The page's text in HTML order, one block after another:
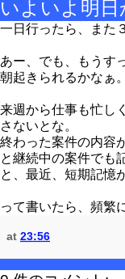
いよいよ明日
一日行ったら、また
あー、でも、もうす
朝起きられるかなぁ。
来週から仕事も忙し
さないとな。
終わった案件の内容
と継続中の案件でも
と、最近、短期記憶
って書いたら、頻繁
at 23:56